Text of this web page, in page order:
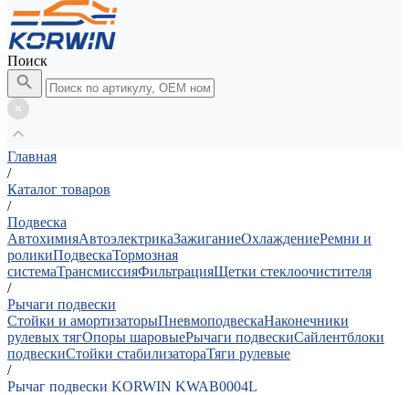
Поиск
Главная
/
Каталог товаров
/
Подвеска
АвтохимияАвтоэлектрикаЗажиганиеОхлаждениеРемни и
роликиПодвескаТормозная
системаТрансмиссияФильтрацияЩетки стеклоочистителя
/
Рычаги подвески
Стойки и амортизаторыПневмоподвескаНаконечники
рулевых тягОпоры шаровыеРычаги подвескиСайлентблоки
подвескиСтойки стабилизатораТяги рулевые
/
Рычаг подвески KORWIN KWAB0004L